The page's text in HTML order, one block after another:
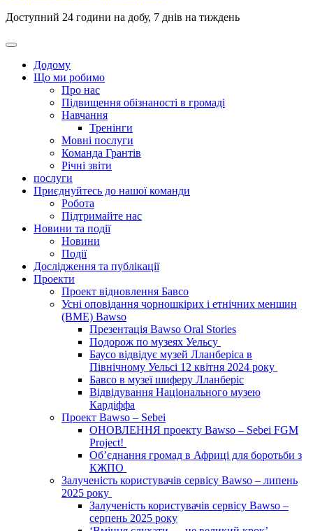
Доступний 24 години на добу, 7 днів на тиждень
Додому
Що ми робимо
Про нас
Підвищення обізнаності в громаді
Навчання
Тренінги
Мовні послуги
Команда Грантів
Річні звіти
послуги
Приєднуйтесь до нашої команди
Робота
Підтримайте нас
Новини та події
Новини
Події
Дослідження та публікації
Проекти
Проект відновлення Бавсо
Усні оповідання чорношкірих і етнічних меншин
(BME) Bawso
Презентація Bawso Oral Stories
Подорож по музеях Уельсу
Баусо відвідує музей Лланберіса в
Північному Уельсі 12 квітня 2024 року
Бавсо в музеї шиферу Лланберіс
Відвідування Національного музею
Кардіффа
Проект Bawso – Sebei
ОНОВЛЕННЯ проекту Bawso – Sebei FGM
Project!
Об’єднання громад в Африці для боротьби з
КЖПО
Залученість користувачів сервісу Bawso – липень
2025 року
Залученість користувачів сервісу Bawso –
серпень 2025 року